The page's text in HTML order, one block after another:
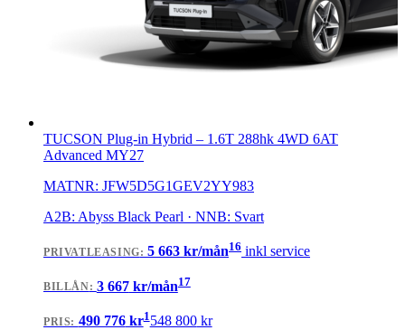
TUCSON Plug-in Hybrid – 1.6T 288hk 4WD 6AT
Advanced MY27
MATNR: JFW5D5G1GEV2YY983
A2B: Abyss Black Pearl · NNB: Svart
PRIVATLEASING:5 663 kr/mån16 inkl service
BILLÅN: 3 667kr/mån17
PRIS: 490 776kr1548 800kr